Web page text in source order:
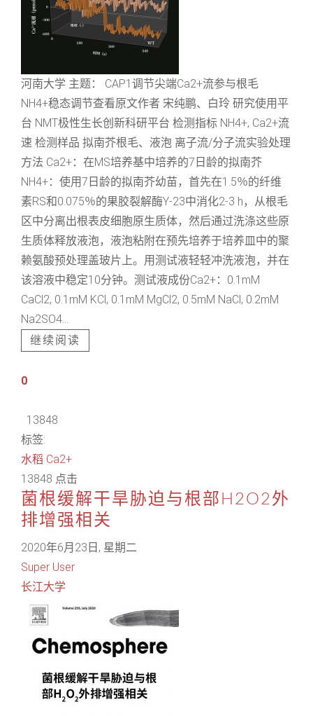
河南大学 主题： CAP1调节尖端Ca2+流参与根毛
NH4+稳态调节查看原文作者 宋纯鹏、白玲 研究使用平
台 NMT极性生长创新科研平台 检测指标 NH4+, Ca2+流
速 检测样品 拟南芥根毛、液泡 离子流/分子流实验处理
方法 Ca2+：在MS培养基中培养的7日龄的拟南芥
NH4+：使用7日龄的拟南芥幼苗，首先在1.5％的纤维
素RS和0.075％的果胶裂解酶Y-23中消化2-3 h，从根毛
区中分离出根表皮细胞原生质体，然后通过洗涤这些原
生质体释放液泡，液泡粘附在预先培养于培养皿中的聚
赖氨酸预处理盖玻片上。用测试液轻轻冲洗液泡，并在
该溶液中稳定10分钟。测试液成份Ca2+：0.1mM
CaCl2, 0.1mM KCl, 0.1mM MgCl2, 0.5mM NaCl, 0.2mM
Na2SO4...
继续阅读
0
13848
标签:
水稻 Ca2+
13848 点击
菌根缓解干旱胁迫与根部H2O2外
排增强相关
2020年6月23日, 星期二
Super User
长江大学